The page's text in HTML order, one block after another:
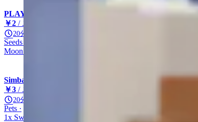
PLAYNBUY
￥2 / ユニット
20分
Seeds
Moon Bloom
SimbaShop
￥3 / ユニット
20分
Pets
1x Swan